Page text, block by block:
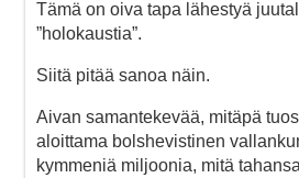
Tämä on oiva tapa lähestyä
”holokaustia”.
Siitä pitää sanoa näin.
Aivan samantekevää, mitäpä
aloittama bolshevistinen
kymmeniä miljoonia, mitä